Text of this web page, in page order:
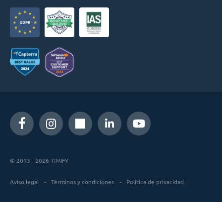
© 2013 - 2026 TIMIFY
Aviso legal Términos y condiciones Política de privacidad